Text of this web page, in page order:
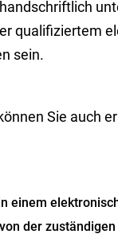
qualifiziertem
sein.
Sie auch
einem
der